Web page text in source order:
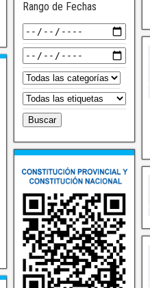
Rango de Fechas